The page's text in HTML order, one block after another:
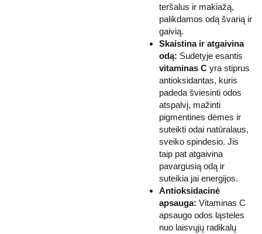
teršalus ir makiažą,
palikdamos odą švarią ir
gaivią.
Skaistina ir atgaivina
odą: Sudėtyje esantis
vitaminas C yra stiprus
antioksidantas, kuris
padeda šviesinti odos
atspalvį, mažinti
pigmentines dėmes ir
suteikti odai natūralaus,
sveiko spindesio. Jis
taip pat atgaivina
pavargusią odą ir
suteikia jai energijos.
Antioksidacinė
apsauga: Vitaminas C
apsaugo odos ląsteles
nuo laisvųjų radikalų